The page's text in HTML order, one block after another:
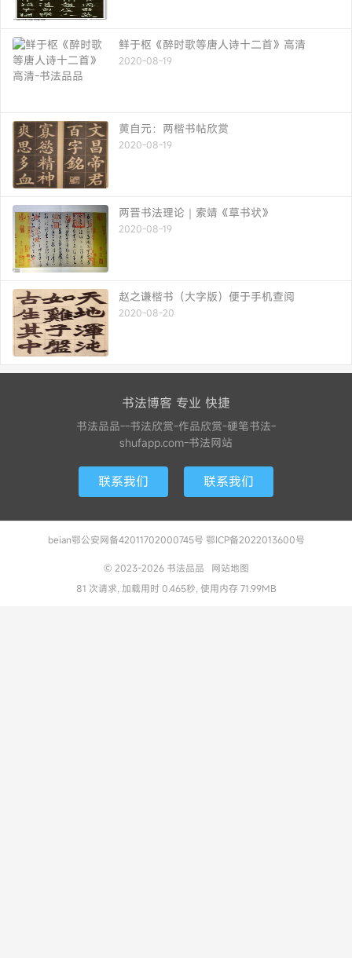
鲜于枢《醉时歌等唐人诗十二首》高清
2020-08-19
黄自元：两楷书帖欣赏
2020-08-19
两晋书法理论｜索靖《草书状》
2020-08-19
赵之谦楷书（大字版）便于手机查阅
2020-08-20
书法博客 专业 快捷
书法品品--书法欣赏-作品欣赏-硬笔书法-
shufapp.com-书法网站
联系我们 联系我们
beian鄂公安网备42011702000745号 鄂ICP备2022013600号
© 2023-2026书法品品
网站地图
81 次请求, 加载用时 0.465秒, 使用内存 71.99MB